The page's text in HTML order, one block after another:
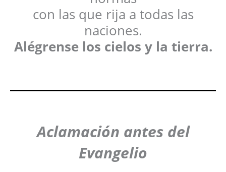
con las que rija a todas las
naciones.
Alégrense los cielos y la tierra.
Aclamación antes del
Evangelio